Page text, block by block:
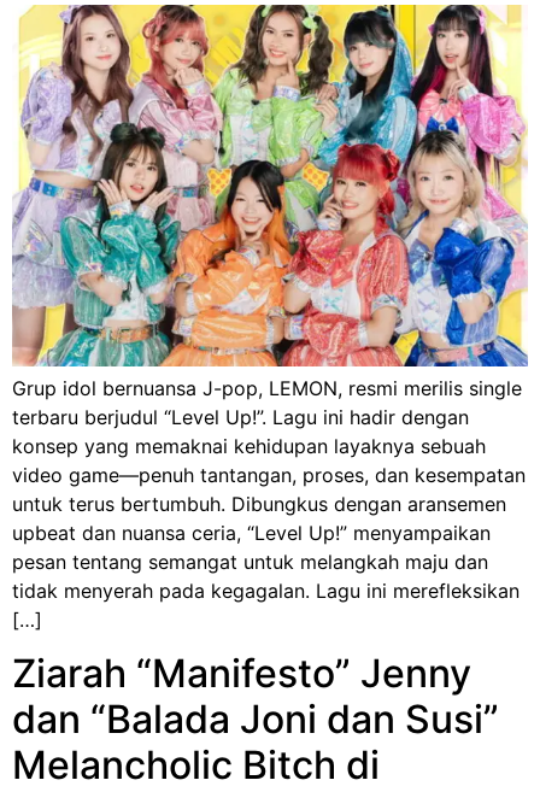
Grup idol bernuansa J-pop, LEMON, resmi merilis single
terbaru berjudul “Level Up!”. Lagu ini hadir dengan
konsep yang memaknai kehidupan layaknya sebuah
video game—penuh tantangan, proses, dan kesempatan
untuk terus bertumbuh. Dibungkus dengan aransemen
upbeat dan nuansa ceria, “Level Up!” menyampaikan
pesan tentang semangat untuk melangkah maju dan
tidak menyerah pada kegagalan. Lagu ini merefleksikan
[…]
Ziarah “Manifesto” Jenny
dan “Balada Joni dan Susi”
Melancholic Bitch di